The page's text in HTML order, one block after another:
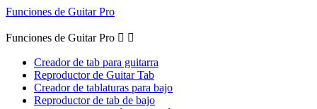
Funciones de Guitar Pro
Funciones de Guitar Pro  
Creador de tab para guitarra
Reproductor de Guitar Tab
Creador de tablaturas para bajo
Reproductor de tab de bajo